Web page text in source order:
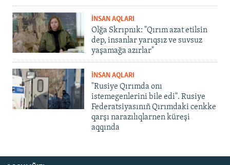
İNSAN AQLARI
Olğa Skrıpnık: "Qırım azat etilsin
dep, insanlar yarıqsız ve suvsuz
yaşamağa azırlar"
İNSAN AQLARI
"Rusiye Qırımda onı
istemegenlerini bile edi". Rusiye
Federatsiyasınıñ Qırımdaki cenkke
qarşı narazılıqlarnen küreşi
aqqında